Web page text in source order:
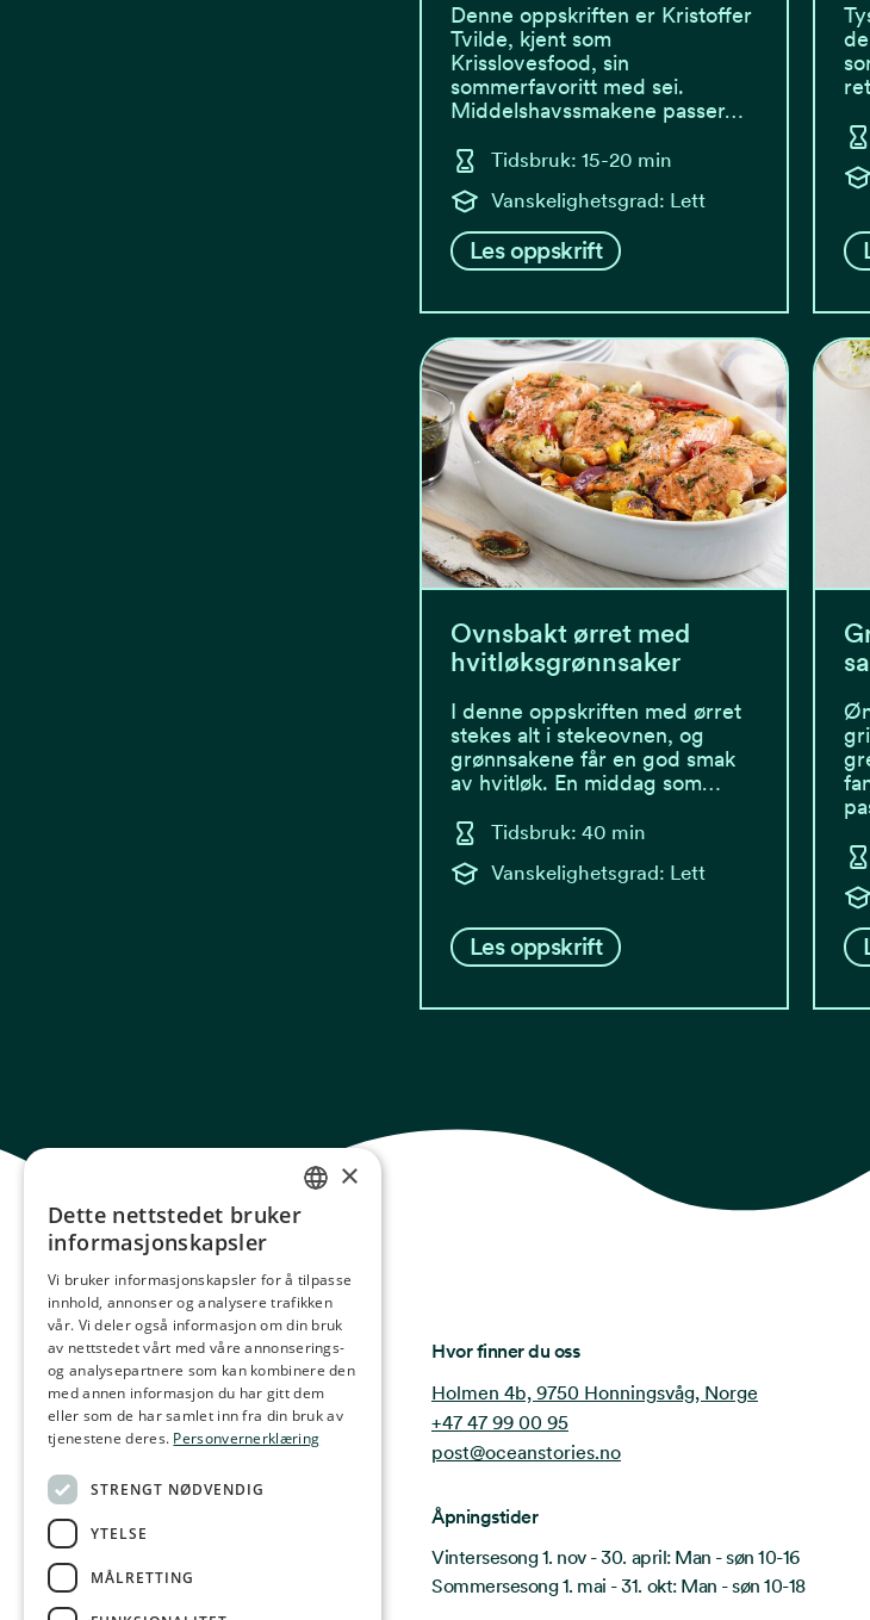
Denne oppskriften er Kristoffer
Tvilde, kjent som
Krisslovesfood, sin
sommerfavoritt med sei.
Middelshavssmakene passer…
Tidsbruk: 15-20 min
Vanskelighetsgrad: Lett
Les oppskrift
Ovnsbakt ørret med
hvitløksgrønnsaker
I denne oppskriften med ørret
stekes alt i stekeovnen, og
grønnsakene får en god smak
av hvitløk. En middag som…
Tidsbruk: 40 min
Vanskelighetsgrad: Lett
Les oppskrift
Ocean Stories
Hvor finner du oss
Holmen 4b, 9750 Honningsvåg, Norge
+47 47 99 00 95
post@oceanstories.no
Åpningstider
Vintersesong 1. nov - 30. april: Man - søn 10-16
Sommersesong 1. mai - 31. okt: Man - søn 10-18
NORWEGIAN
GERMAN
FRENCH
SPANISH
FINNISH
×
Dette nettstedet bruker
informasjonskapsler
Vi bruker informasjonskapsler for å tilpasse
innhold, annonser og analysere trafikken
vår. Vi deler også informasjon om din bruk
av nettstedet vårt med våre annonserings-
og analysepartnere som kan kombinere den
med annen informasjon du har gitt dem
eller som de har samlet inn fra din bruk av
tjenestene deres. Personvernerklæring
STRENGT NØDVENDIG
YTELSE
MÅLRETTING